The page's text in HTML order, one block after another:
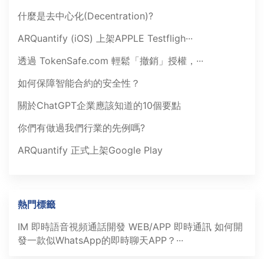
什麼是去中心化(Decentration)?
ARQuantify (iOS) 上架APPLE Testfligh···
透過 TokenSafe.com 輕鬆「撤銷」授權，···
如何保障智能合約的安全性？
關於ChatGPT企業應該知道的10個要點
你們有做過我們行業的先例嗎?
ARQuantify 正式上架Google Play
熱門標籤
IM 即時語音視頻通話開發 WEB/APP 即時通訊 如何開
發一款似WhatsApp的即時聊天APP？···